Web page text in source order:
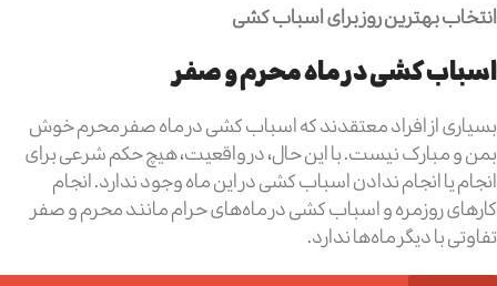
انتخاب بهترین روز برای اسباب کشی
اسباب کشی در ماه محرم و صفر
بسیاری از افراد معتقدند که اسباب کشی در ماه صفر محرم خوش
بمن و مبارک نیست. با این حال، در واقعیت، هیچ حکم شرعی برای
انجام یا انجام ندادن اسباب کشی در این ماه وجود ندارد. انجام
کارهای روزمره و اسباب کشی در ماه‌های حرام مانند محرم و صفر
تفاوتی با دیگر ماه‌ها ندارد.